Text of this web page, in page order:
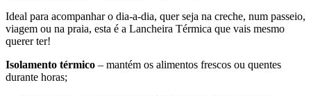
Ideal para acompanhar o dia-a-dia, quer seja na creche, num passeio,
viagem ou na praia, esta é a Lancheira Térmica que vais mesmo
querer ter!
Isolamento térmico – mantém os alimentos frescos ou quentes
durante horas;